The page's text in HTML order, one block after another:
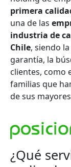
primera
una de las
industria de
Chile, siendo
garantía, la
clientes, como
familias que
de sus
¿Qué